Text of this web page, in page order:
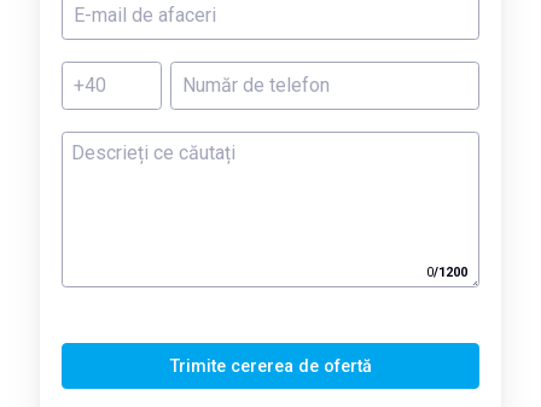
0/1200
Trimite cererea de ofertă